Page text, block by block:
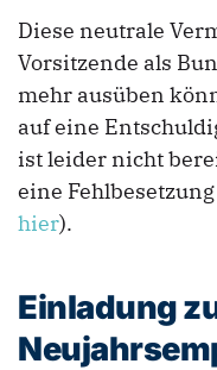
Diese neutrale
Vorsitzende als
mehr ausüben
auf eine
ist leider nicht
eine
hier).
Einladung